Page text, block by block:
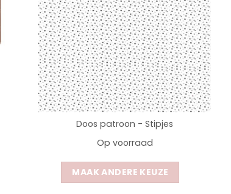
Doos patroon - Stipjes
Op voorraad
MAAK ANDERE KEUZE